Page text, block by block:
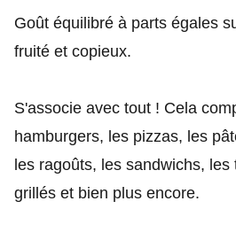
Goût équilibré à parts égales
fruité et copieux.
S'associe avec tout ! Cela
hamburgers, les pizzas, les
les ragoûts, les sandwichs,
grillés et bien plus encore.